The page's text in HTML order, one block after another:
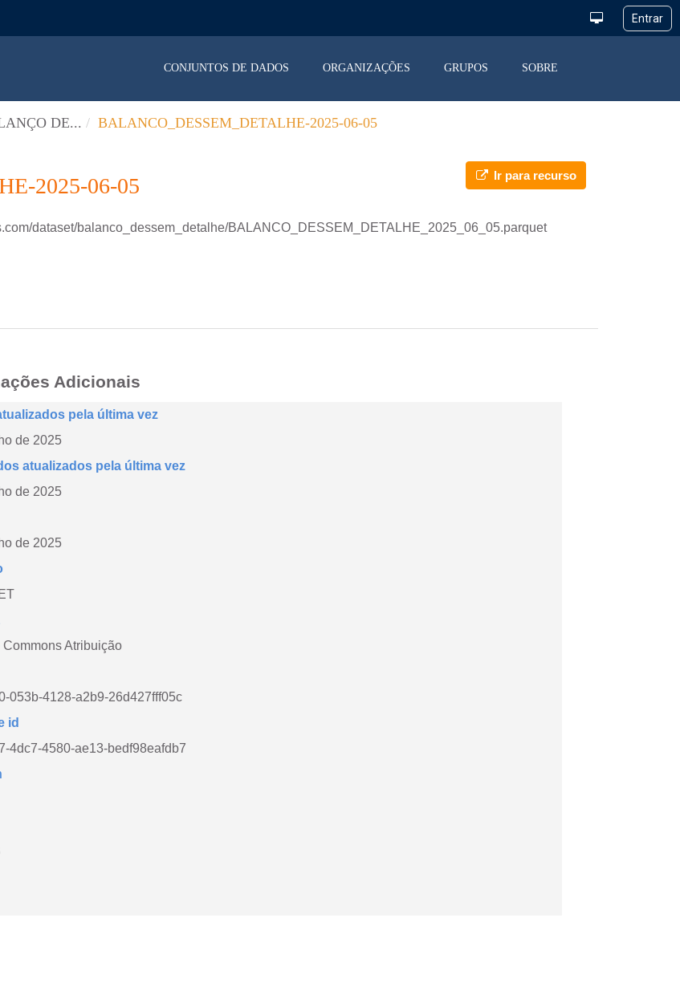
CONJUNTOS DE DADOS ORGANIZAÇÕES GRUPOS SOBRE
DE... BALANCO_DESSEM_DETALHE-2025-06-05
Ir para recurso
2025-06-05
dataset/balanco_dessem_detalhe/BALANCO_DESSEM_DETALHE_2025_06_05.parquet
Adicionais
pela última vez
de 2025
atualizados pela última vez
de 2025
de 2025
Atribuição
053b-4128-a2b9-26d427fff05c
id
4dc7-4580-ae13-bedf98eafdb7